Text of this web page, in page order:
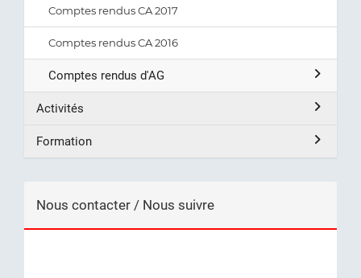
Comptes rendus CA 2017
Comptes rendus CA 2016
Comptes rendus d'AG
Activités
Formation
Nous contacter / Nous suivre